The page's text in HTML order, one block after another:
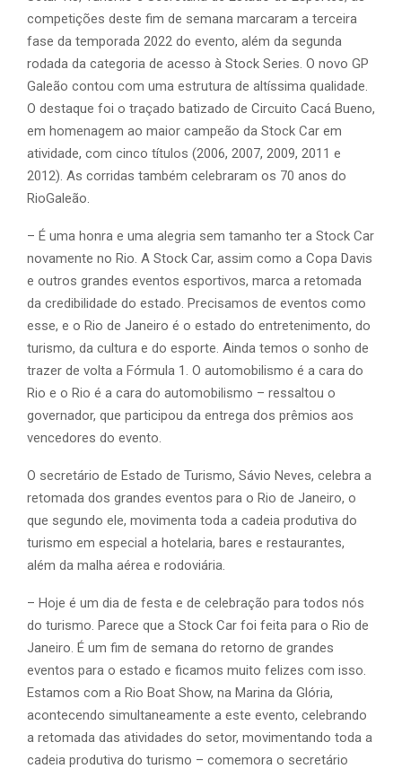
competições deste fim de semana marcaram a terceira
fase da temporada 2022 do evento, além da segunda
rodada da categoria de acesso à Stock Series. O novo GP
Galeão contou com uma estrutura de altíssima qualidade.
O destaque foi o traçado batizado de Circuito Cacá Bueno,
em homenagem ao maior campeão da Stock Car em
atividade, com cinco títulos (2006, 2007, 2009, 2011 e
2012). As corridas também celebraram os 70 anos do
RioGaleão.
– É uma honra e uma alegria sem tamanho ter a Stock Car
novamente no Rio. A Stock Car, assim como a Copa Davis
e outros grandes eventos esportivos, marca a retomada
da credibilidade do estado. Precisamos de eventos como
esse, e o Rio de Janeiro é o estado do entretenimento, do
turismo, da cultura e do esporte. Ainda temos o sonho de
trazer de volta a Fórmula 1. O automobilismo é a cara do
Rio e o Rio é a cara do automobilismo – ressaltou o
governador, que participou da entrega dos prêmios aos
vencedores do evento.
O secretário de Estado de Turismo, Sávio Neves, celebra a
retomada dos grandes eventos para o Rio de Janeiro, o
que segundo ele, movimenta toda a cadeia produtiva do
turismo em especial a hotelaria, bares e restaurantes,
além da malha aérea e rodoviária.
– Hoje é um dia de festa e de celebração para todos nós
do turismo. Parece que a Stock Car foi feita para o Rio de
Janeiro. É um fim de semana do retorno de grandes
eventos para o estado e ficamos muito felizes com isso.
Estamos com a Rio Boat Show, na Marina da Glória,
acontecendo simultaneamente a este evento, celebrando
a retomada das atividades do setor, movimentando toda a
cadeia produtiva do turismo – comemora o secretário